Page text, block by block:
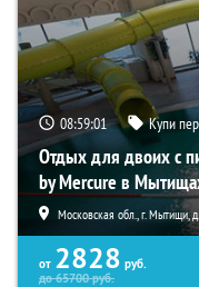
08:58:59 Купи
Отдых для двоих с
by Mercure в
Московская обл., г. Мытищи,
от 2828 руб.
до65700руб.